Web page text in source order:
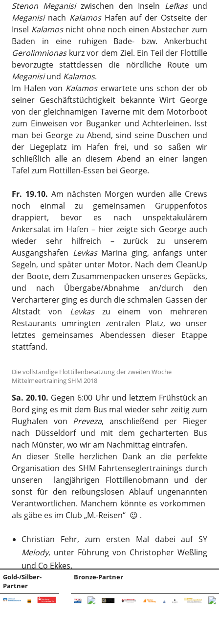
Stenon Meganisizwischen den Inseln Lefkasund
Meganisinach KalamosHafen auf der Ostseite der
Insel Kalamosnicht ohne noch einen Abstecher zum
Baden in eine ruhigen Bade- bzw. Ankerbucht
Gerolimnionaskurz vor dem Ziel. Ein Teil der Flottille
bevorzugte stattdessen die nördliche Route um
Meganisiund Kalamos.
Im Hafen von Kalamoserwartete uns schon der ob
seiner Geschäftstüchtigkeit bekannte Wirt George
von der gleichnamigen Taverne mit dem Motorboot
zum Einweisen vor Buganker und Achterleinen. Isst
man bei George zu Abend, sind seine Duschen und
der Liegeplatz im Hafen frei, und so saßen wir
schließlich alle an diesem Abend an einer langen
Tafel zum Flottillen-Essen bei George.
Fr. 19.10. Am nächsten Morgen wurden alle Crews
noch einmal zu gemeinsamen Gruppenfotos
drappiert, bevor es nach unspektakulärem
Ankersalat im Hafen – hier zeigte sich George auch
wieder sehr hilfreich – zurück zu unserem
Ausgangshafen LevkasMarina ging, anfangs unter
Segeln, und später unter Motor. Nach dem CleanUp
der Boote, dem Zusammenpacken unseres Gepäcks,
und nach Übergabe/Abnahme an/durch den
Vercharterer ging es durch die schmalen Gassen der
Altstadt von Levkaszu einem von mehreren
Restaurants umringten zentralen Platz, wo unser
letztes gemeinsames Abendessen dieser Etappe
stattfand.
Die vollständige Flottillenbesatzung der zweiten Woche
Mittelmeertraining SHM 2018
Sa. 20.10. Gegen 6:00 Uhr und letztem Frühstück an
Bord ging es mit dem Bus mal wieder sehr zeitig zum
Flughafen von Preveza, anschließend per Flieger
nach Düsseldorf und mit dem gecharterten Bus
nach Münster, wo wir am Nachmittag eintrafen.
An dieser Stelle herzlichen Dank an die perfekte
Organisation des SHM Fahrtenseglertrainings durch
unseren langjährigen Flottillenobmann und der
sonst für den reibungslosen Ablauf ungenannten
Verantwortlichen. Manchem könnte es vorkommen
als gäbe es im Club „M.-Reisen“ 😉 .
Christian Fehr, zum ersten Mal dabei auf SY
Melody, unter Führung von Christopher Weßling
und Co Ekkes.
Veröffentlicht am 22. Oktober 2018vonEkkes.Markiert mit
Flottille ,Mittelmeer,Törn, Training ↑ Zum Seitenanfang ↑
Gold-/Silber-
Partner
Bronze-Partner